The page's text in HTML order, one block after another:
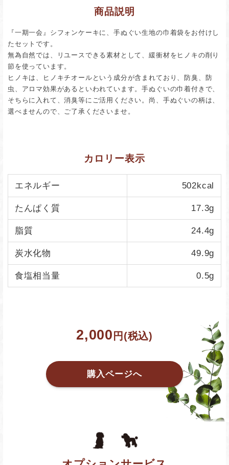
商品説明
『一期一会』シフォンケーキに、手ぬぐい生地の巾着袋をお付けし
たセットです。
無為自然では、リユースできる素材として、緩衝材をヒノキの削り
節を使っています。
ヒノキは、ヒノキチオールという成分が含まれており、防臭、防
虫、アロマ効果があるといわれています。手ぬぐいの巾着付きで、
そちらに入れて、消臭等にご活用ください。尚、手ぬぐいの柄は、
選べませんので、ご了承くださいませ。
カロリー表示
エネルギー 502kcal
たんぱく質 17.3g
脂質 24.4g
炭水化物 49.9g
食塩相当量 0.5g
2,000 円(税込)
購入ページへ